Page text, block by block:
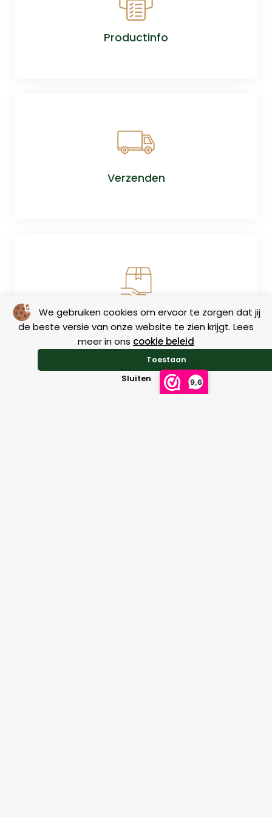
9,6
We gebruiken cookies om ervoor te zorgen dat jij
de beste versie van onze website te zien krijgt. Lees
meer in ons cookie beleid
Toestaan
Sluiten
Productinfo
Verzenden
Retourneren